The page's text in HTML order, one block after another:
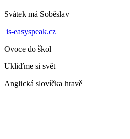
Svátek má Soběslav
is-easyspeak.cz
Ovoce do škol
Ukliďme si svět
Anglická slovíčka hravě